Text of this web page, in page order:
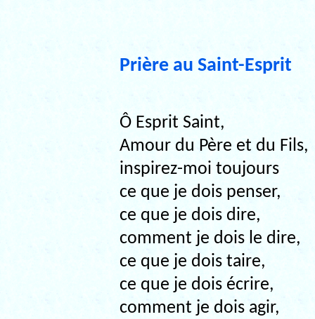
Prière au Saint-Esprit
Ô Esprit Saint,
Amour du Père et du Fils,
inspirez-moi toujours
ce que je dois penser,
ce que je dois dire,
comment je dois le dire,
ce que je dois taire,
ce que je dois écrire,
comment je dois agir,